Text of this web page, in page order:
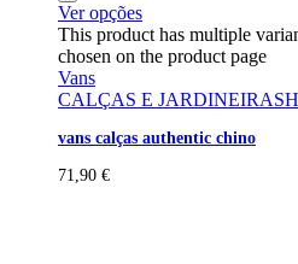
Ver opções
This product has multiple
chosen on the product page
Vans
CALÇAS E JARDINEIRAS
vans calças authentic chino
71,90 €